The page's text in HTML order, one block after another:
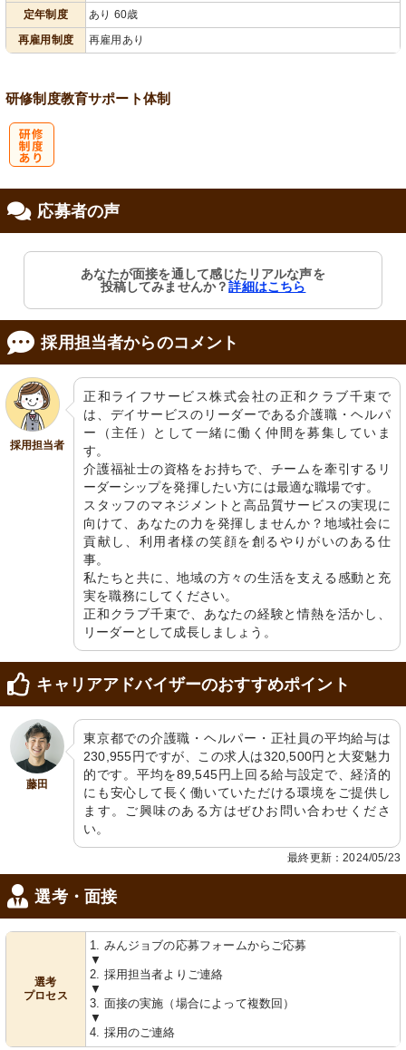
定年制度
あり 60歳
再雇用制度
再雇用あり
研修制度教育サポート体制
応募者の声
あなたが面接を通して感じたリアルな声を
投稿してみませんか？詳細はこちら
採用担当者からのコメント
採用担当者
正和ライフサービス株式会社の正和クラブ千束で
は、デイサービスのリーダーである介護職・ヘルパ
ー（主任）として一緒に働く仲間を募集していま
す。
介護福祉士の資格をお持ちで、チームを牽引するリ
ーダーシップを発揮したい方には最適な職場です。
スタッフのマネジメントと高品質サービスの実現に
向けて、あなたの力を発揮しませんか？地域社会に
貢献し、利用者様の笑顔を創るやりがいのある仕
事。
私たちと共に、地域の方々の生活を支える感動と充
実を職務にしてください。
正和クラブ千束で、あなたの経験と情熱を活かし、
リーダーとして成長しましょう。
キャリアアドバイザーのおすすめポイント
藤田
東京都での介護職・ヘルパー・正社員の平均給与は
230,955円ですが、この求人は320,500円と大変魅力
的です。平均を89,545円上回る給与設定で、経済的
にも安心して長く働いていただける環境をご提供し
ます。ご興味のある方はぜひお問い合わせくださ
い。
最終更新：2024/05/23
選考・面接
選考
プロセス
1. みんジョブの応募フォームからご応募
▼
2. 採用担当者よりご連絡
▼
3. 面接の実施（場合によって複数回）
▼
4. 採用のご連絡